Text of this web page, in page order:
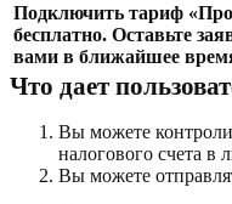
Подключить тариф
бесплатно. Оставьте
вами в ближайшее
Что дает
Вы можете
налогового счета
Вы можете